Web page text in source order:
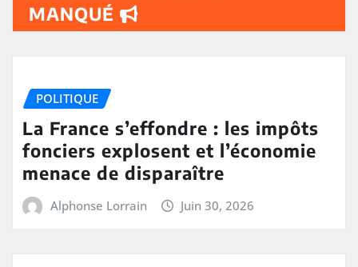
MANQUÉ
POLITIQUE
La France s’effondre : les impôts
fonciers explosent et l’économie
menace de disparaître
Alphonse Lorrain Juin 30, 2026